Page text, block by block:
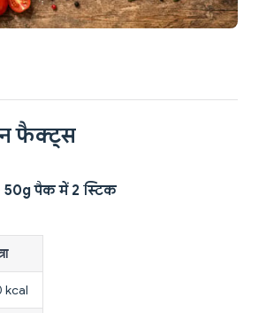
फैक्ट्स
50g पैक में 2 स्टिक
kcal